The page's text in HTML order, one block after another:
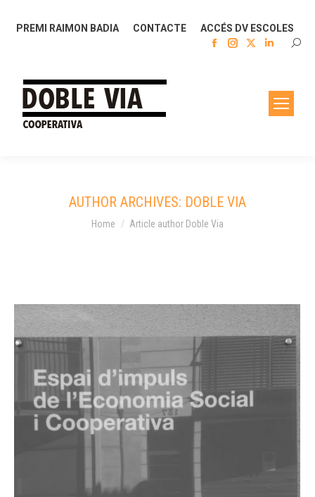
PREMI RAIMON BADIA CONTACTE ACCÉS DV ESCOLES
Facebook
Instagram
window
new
window
Linkedin
in
new
window
AUTHOR ARCHIVES: DOBLE VIA
You are here:
Home Article author Doble Via